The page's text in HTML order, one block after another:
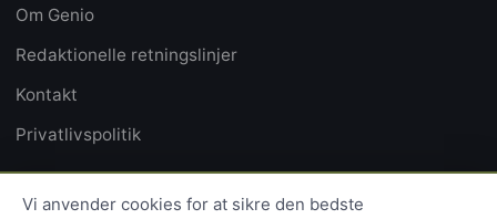
Om Genio
Redaktionelle retningslinjer
Kontakt
Privatlivspolitik
Vi anvender cookies for at sikre den bedste